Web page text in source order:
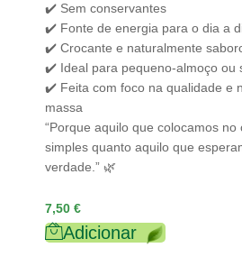
✔️ Sem conservantes
✔️ Fonte de energia para o dia a
✔️ Crocante e naturalmente
✔️ Ideal para pequeno-almoço ou
✔️ Feita com foco na qualidade e
massa
“Porque aquilo que colocamos
simples quanto aquilo que
verdade.” 🌿
7,50 €
Adicionar